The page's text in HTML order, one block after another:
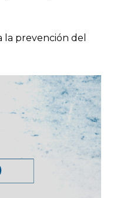
la prevención del